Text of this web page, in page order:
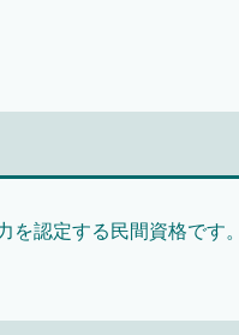
認定する民間資格です。